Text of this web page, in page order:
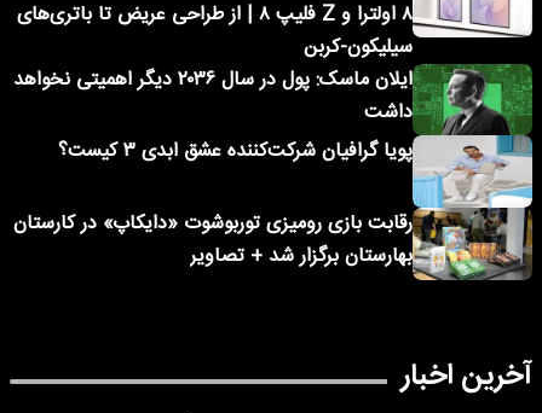
۸ اولترا و Z فلیپ ۸ | از طراحی عریض تا باتری‌های
سیلیکون-کربن
ایلان ماسک: پول در سال ۲۰۳۶ دیگر اهمیتی نخواهد
داشت
پویا گرافیان شرکت‌کننده عشق ابدی ۳ کیست؟
رقابت بازی رومیزی توربوشوت «دایکاپ» در کارستان
بهارستان برگزار شد + تصاویر
آخرین اخبار